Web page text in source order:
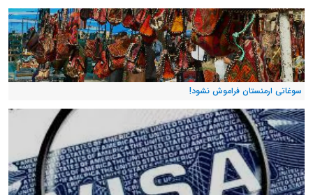
سوغاتی ارمنستان فراموش نشود!